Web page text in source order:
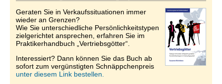
Geraten Sie in Verkaufssituationen immer
wieder an Grenzen?
Wie Sie unterschiedliche Persönlichkeitstypen
zielgerichtet ansprechen, erfahren Sie im
Praktikerhandbuch „Vertriebsgötter“.
Interessiert? Dann können Sie das Buch ab
sofort zum vergünstigten Schnäppchenpreis
unter diesem Link bestellen.